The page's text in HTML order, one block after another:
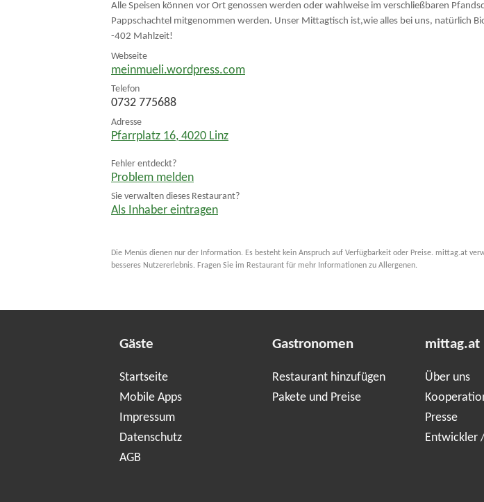
Alle Speisen können vor Ort genossen werden oder wahlweise im verschließbaren
Pappschachtel mitgenommen werden. Unser Mittagtisch ist,wie alles bei uns, natürlich
-402 Mahlzeit!
Webseite
meinmueli.wordpress.com
Telefon
0732 775688
Adresse
Pfarrplatz 16, 4020 Linz
Fehler entdeckt?
Problem melden
Sie verwalten dieses Restaurant?
Als Inhaber eintragen
Die Menüs dienen nur der Information. Es besteht kein Anspruch auf Verfügbarkeit oder Preise. mittag.at
besseres Nutzererlebnis. Fragen Sie im Restaurant für mehr Informationen zu Allergenen.
Gäste
Startseite
Mobile Apps
Impressum
Datenschutz
AGB
Gastronomen
Restaurant hinzufügen
Pakete und Preise
mittag.at
Über uns
Presse
Entwickler